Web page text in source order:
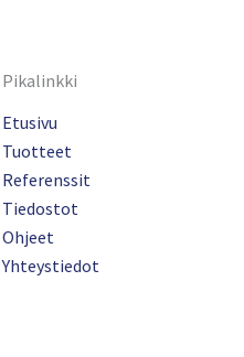
Pikalinkki
Etusivu
Tuotteet
Referenssit
Tiedostot
Ohjeet
Yhteystiedot